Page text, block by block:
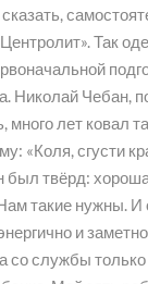
Так
Николай Чебан,
много лет ковал
«Коля, сгусти
был твёрд:
такие нужны. И
и
службы только